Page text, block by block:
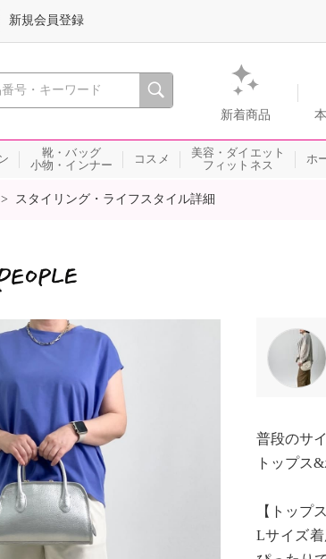
心おどる、瞬間を。通販・テレビショッピングのショ
新着商品
新規会員登録
靴・バッグ
小物・インナー
コスメ
美容・ダイエット
フィットネス
ホ
> スタイリング・ライフスタイル詳細
普段のサ
トップス
【トップ
Lサイズ